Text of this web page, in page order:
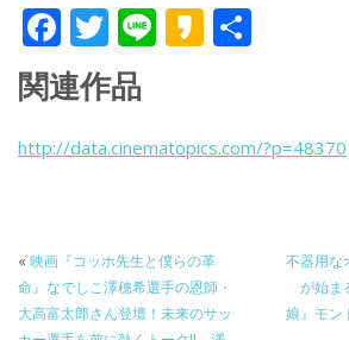
F
ac
e
b
k
T
w
itt
er
Li K
a
関連作品
http://data.cinematopics.com/?p=48370
« 映画『コッホ先生と僕らの革
命』なでしこ澤穂希選手の恩師・
大高富太郎さん登壇！未来のサッ
不器用な
が始ま
娘』モン